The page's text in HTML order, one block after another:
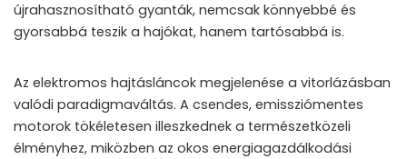
újrahasznosítható gyanták, nemcsak könnyebbé és
gyorsabbá teszik a hajókat, hanem tartósabbá is.
Az elektromos hajtásláncok megjelenése a vitorlázásban
valódi paradigmaváltás. A csendes, emissziómentes
motorok tökéletesen illeszkednek a természetközeli
élményhez, miközben az okos energiagazdálkodási